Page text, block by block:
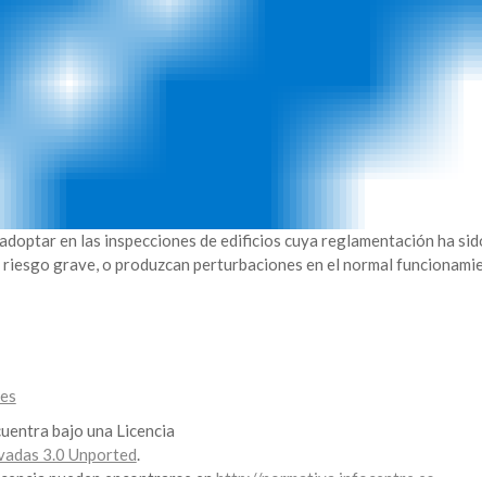
en las inspecciones de edificios cuya reglamentación ha
grave, o produzcan perturbaciones en el normal
bajo una Licencia
3.0 Unported